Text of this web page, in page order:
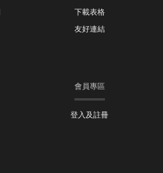
下載表格
友好連結
會員專區
登入及註冊